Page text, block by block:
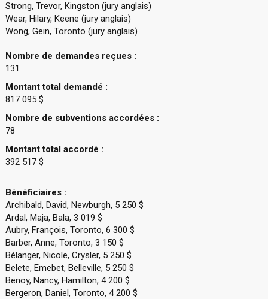
Strong, Trevor, Kingston (jury anglais)
Wear, Hilary, Keene (jury anglais)
Wong, Gein, Toronto (jury anglais)
Nombre de demandes reçues :
131
Montant total demandé :
817 095 $
Nombre de subventions accordées :
78
Montant total accordé :
392 517 $
Bénéficiaires :
Archibald, David, Newburgh, 5 250 $
Ardal, Maja, Bala, 3 019 $
Aubry, François, Toronto, 6 300 $
Barber, Anne, Toronto, 3 150 $
Bélanger, Nicole, Crysler, 5 250 $
Belete, Emebet, Belleville, 5 250 $
Benoy, Nancy, Hamilton, 4 200 $
Bergeron, Daniel, Toronto, 4 200 $